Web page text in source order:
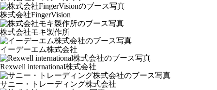
株式会社FingerVision
株式会社モキ製作所
イーデーエム株式会社
Rexwell international株式会社
サニー・トレーディング株式会社